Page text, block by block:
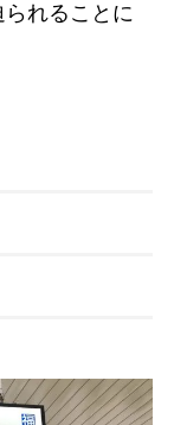
れることに